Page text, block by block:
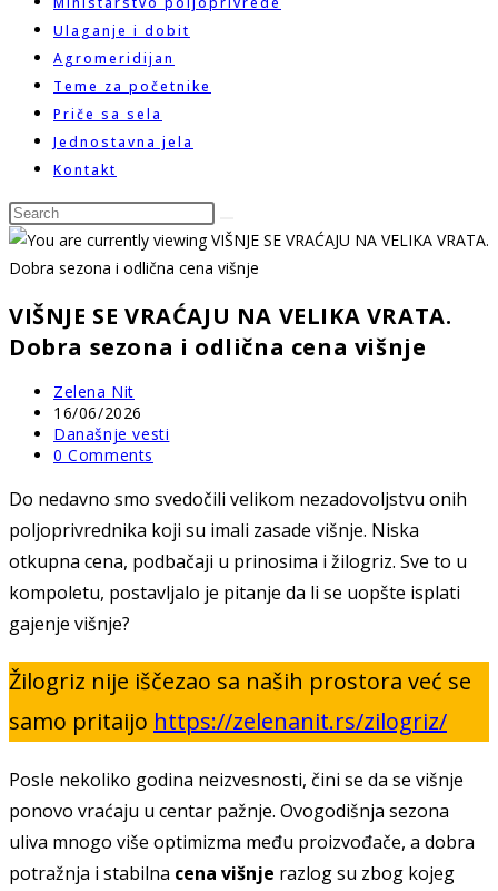
search
the
Ulaganje i dobit
Agromeridijan
Teme za početnike
Priče sa sela
Jednostavna jela
Kontakt
Search
this
website
VIŠNJE SE VRAĆAJU NA VELIKA VRATA.
Dobra sezona i odlična cena višnje
Post
author:
Zelena Nit
Post
published:
16/06/2026
Post
category:
Današnje vesti
Post
0 Comments
Do nedavno smo svedočili velikom nezadovoljstvu onih
poljoprivrednika koji su imali zasade višnje. Niska
otkupna cena, podbačaji u prinosima i žilogriz. Sve to u
kompoletu, postavljalo je pitanje da li se uopšte isplati
gajenje višnje?
Žilogriz nije iščezao sa naših prostora već se
samo pritaijo https://zelenanit.rs/zilogriz/
Posle nekoliko godina neizvesnosti, čini se da se višnje
ponovo vraćaju u centar pažnje. Ovogodišnja sezona
uliva mnogo više optimizma među proizvođače, a dobra
potražnja i stabilna cena višnje razlog su zbog kojeg